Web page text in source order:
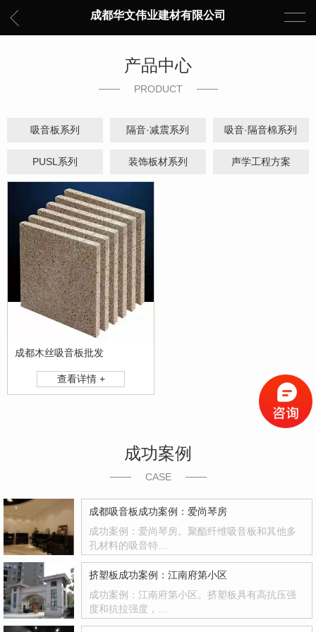
成都华文伟业建材有限公司
产品中心
PRODUCT
吸音板系列 隔音·减震系列 吸音·隔音棉系列
PUSL系列 装饰板材系列 声学工程方案
成都木丝吸音板批发
查看详情 +
成功案例
CASE
成都吸音板成功案例：爱尚琴房
成功案例：爱尚琴房。聚酯纤维吸音板和其他多
孔材料的吸音特…
挤塑板成功案例：江南府第小区
成功案例：江南府第小区。挤塑板具有高抗压强
度和抗拉强度，…